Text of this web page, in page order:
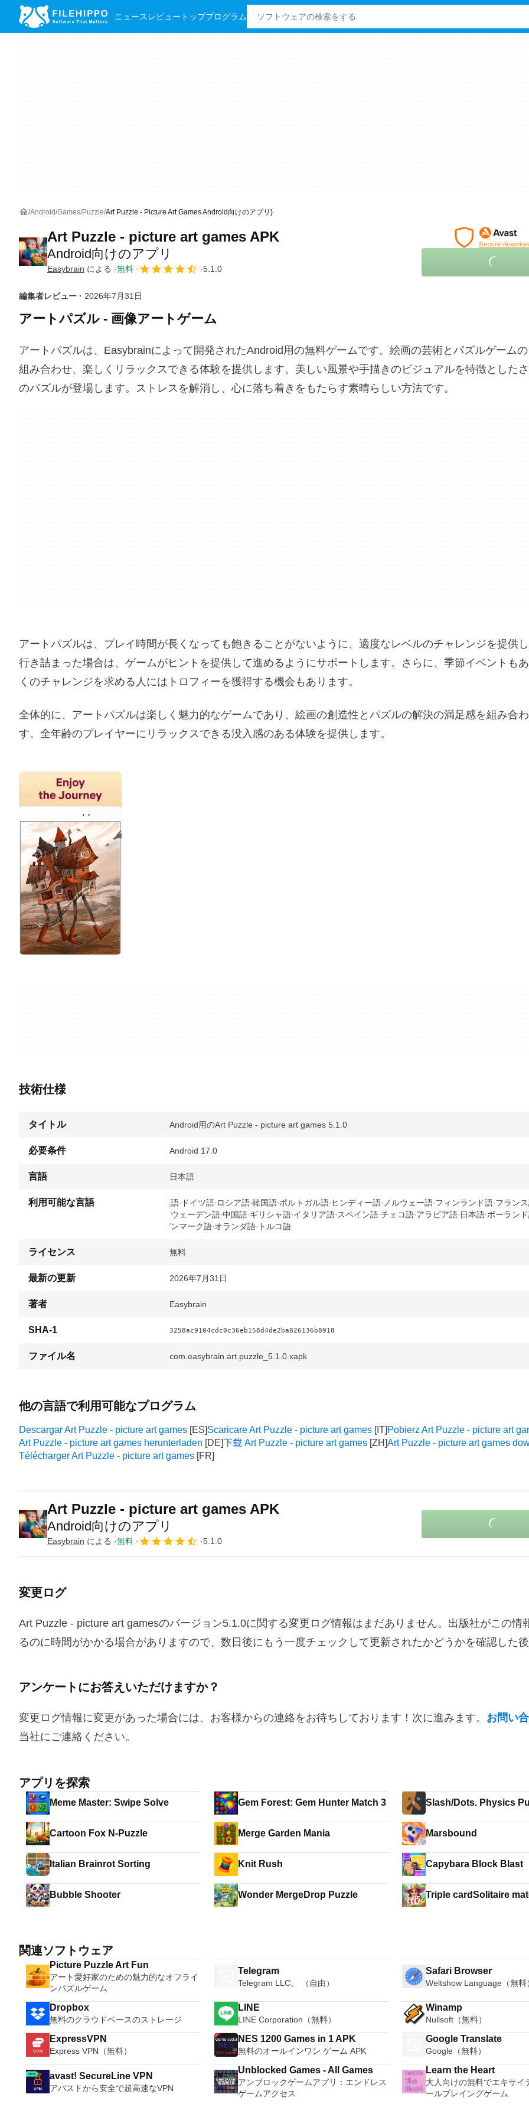
ニュース レビュー トッププログラム
Android Games Puzzle Art Puzzle - Picture Art Games Android向けのアプリ}
Art Puzzle - picture art games APK
Android向けのアプリ
Easybrain による 無料 5.1.0
編集者レビュー · 2026年7月31日
アートパズル - 画像アートゲーム
アートパズルは、Easybrainによって開発されたAndroid用の無料ゲームです。絵画の芸術とパズルゲーム
組み合わせ、楽しくリラックスできる体験を提供します。美しい風景や手描きのビジュアルを特徴とした
のパズルが登場します。ストレスを解消し、心に落ち着きをもたらす素晴らしい方法です。
アートパズルは、プレイ時間が長くなっても飽きることがないように、適度なレベルのチャレンジを提供し
行き詰まった場合は、ゲームがヒントを提供して進めるようにサポートします。さらに、季節イベントも
くのチャレンジを求める人にはトロフィーを獲得する機会もあります。
全体的に、アートパズルは楽しく魅力的なゲームであり、絵画の創造性とパズルの解決の満足感を組み合
す。全年齢のプレイヤーにリラックスできる没入感のある体験を提供します。
技術仕様
タイトル Android用のArt Puzzle - picture art games 5.1.0
必要条件 Android 17.0
言語 日本語
利用可能な言語 英語 ドイツ語 ロシア語 韓国語 ポルトガル語 ヒンディー語 ノルウェー語 フィンランド語 フラン
スウェーデン語 中国語 ギリシャ語 イタリア語 スペイン語 チェコ語 アラビア語 日本語 ポーラン
デンマーク語 オランダ語 トルコ語
ライセンス 無料
最新の更新 2026年7月31日
著者 Easybrain
SHA-1 3258ac9104cdc0c36eb158d4de2ba826136b8918
ファイル名 com.easybrain.art.puzzle_5.1.0.xapk
他の言語で利用可能なプログラム
Descargar Art Puzzle - picture art games Scaricare Art Puzzle - picture art games
Pobierz Art Puzzle - picture art
Art Puzzle - picture art games herunterladen
下载 Art Puzzle - picture art games
Art Puzzle - picture art games
Télécharger Art Puzzle - picture art games
Art Puzzle - picture art games APK
Android向けのアプリ
Easybrain による 無料 5.1.0
変更ログ
Art Puzzle - picture art gamesのバージョン5.1.0に関する変更ログ情報はまだありません。出版社がこの情
るのに時間がかかる場合がありますので、数日後にもう一度チェックして更新されたかどうかを確認した後
アンケートにお答えいただけますか？
変更ログ情報に変更があった場合には、お客様からの連絡をお待ちしております！次に進みます。 お問い
当社にご連絡ください。
アプリを探索
Meme Master: Swipe Solve Gem Forest: Gem Hunter Match 3 Slash/Dots.
Cartoon Fox N-Puzzle Merge Garden Mania Marsbound
Italian Brainrot Sorting Knit Rush Capybara Block Blast
Bubble Shooter Wonder MergeDrop Puzzle Triple cardSolitaire
関連ソフトウェア
Picture Puzzle Art Fun
アート愛好家のための魅力的なオフライ
ンパズルゲーム
Telegram
Telegram LLC。 （自由）
Safari Browser
Weltshow Language（無料
Dropbox
無料のクラウドベースのストレージ
LINE
LINE Corporation（無料）
Winamp
Nullsoft（無料）
ExpressVPN
Express VPN（無料）
NES 1200 Games in 1 APK
無料のオールインワン ゲーム APK
Google Translate
Google（無料）
avast! SecureLine VPN
アバストから安全で超高速なVPN
Unblocked Games - All Games
アンブロックゲームアプリ：エンドレス
ゲームアクセス
Learn the Heart
大人向けの無料でエキサイ
ールプレイングゲーム